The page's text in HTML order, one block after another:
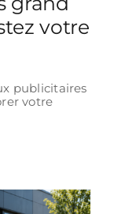
votre
publicitaires
votre